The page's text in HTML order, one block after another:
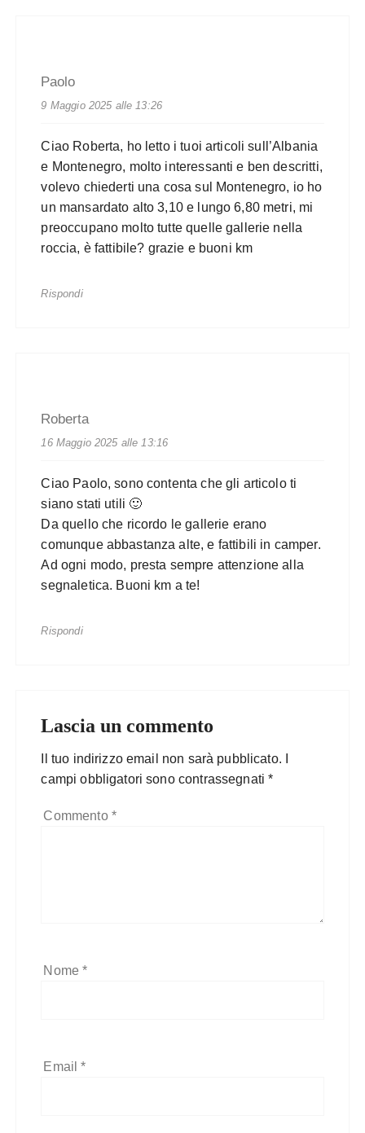
Paolo
9 Maggio 2025 alle 13:26
Ciao Roberta, ho letto i tuoi articoli sull’Albania
e Montenegro, molto interessanti e ben descritti,
volevo chiederti una cosa sul Montenegro, io ho
un mansardato alto 3,10 e lungo 6,80 metri, mi
preoccupano molto tutte quelle gallerie nella
roccia, è fattibile? grazie e buoni km
Rispondi
Roberta
16 Maggio 2025 alle 13:16
Ciao Paolo, sono contenta che gli articolo ti
siano stati utili 🙂
Da quello che ricordo le gallerie erano
comunque abbastanza alte, e fattibili in camper.
Ad ogni modo, presta sempre attenzione alla
segnaletica. Buoni km a te!
Rispondi
Lascia un commento
Il tuo indirizzo email non sarà pubblicato.
campi obbligatori sono contrassegnati*
Commento *
Nome*
Email*